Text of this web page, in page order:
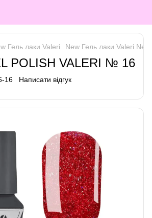
Гель лаки Valeri New Гель лаки Valeri
POLISH VALERI № 16
16 Написати відгук